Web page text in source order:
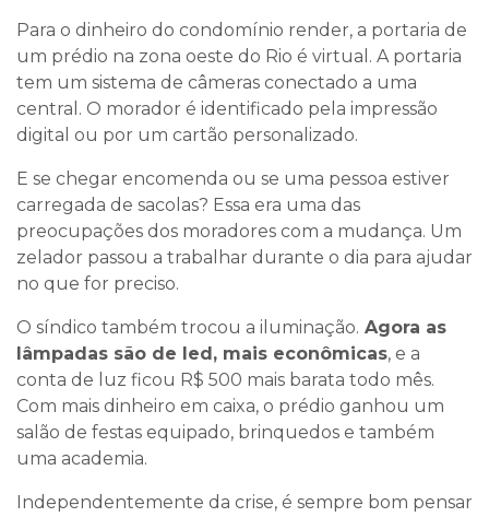
Para o dinheiro do condomínio render, a portaria de
um prédio na zona oeste do Rio é virtual. A portaria
tem um sistema de câmeras conectado a uma
central. O morador é identificado pela impressão
digital ou por um cartão personalizado.
E se chegar encomenda ou se uma pessoa estiver
carregada de sacolas? Essa era uma das
preocupações dos moradores com a mudança. Um
zelador passou a trabalhar durante o dia para ajudar
no que for preciso.
O síndico também trocou a iluminação. Agora as
lâmpadas são de led, mais econômicas, e a
conta de luz ficou R$ 500 mais barata todo mês.
Com mais dinheiro em caixa, o prédio ganhou um
salão de festas equipado, brinquedos e também
uma academia.
Independentemente da crise, é sempre bom pensar